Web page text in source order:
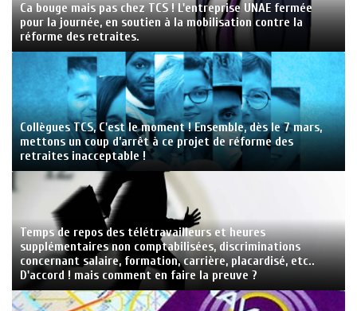
Ca bouge mais pas chez TCS ! L'entreprise UNAE fermée
pour la journée, en soutien à la mobilisation contre la
réforme des retraites.
Collègues TCS, C'est le moment ! Ensemble, dès le 7 mars,
mettons un coup d’arrêt à ce projet de réforme des
retraites inacceptable !
Temps de repos des télétravailleurs et heures
supplémentaires non comptabilisées, discriminations
concernant salaire, formation, carrière, placardisé, etc..
D'accord ! mais comment en faire la preuve ?